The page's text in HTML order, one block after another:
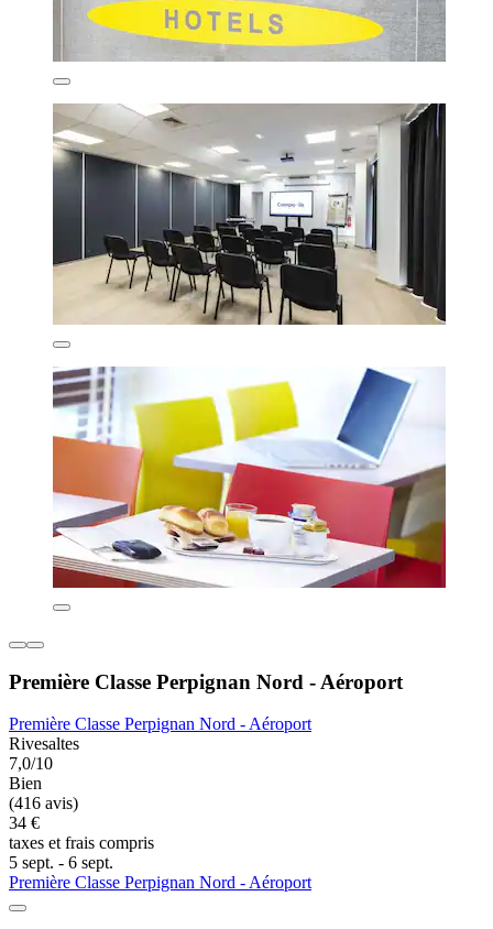
Première Classe Perpignan Nord - Aéroport
Première Classe Perpignan Nord - Aéroport
Rivesaltes
7,0/10
Bien
(416 avis)
34 €
taxes et frais compris
5 sept. - 6 sept.
Première Classe Perpignan Nord - Aéroport